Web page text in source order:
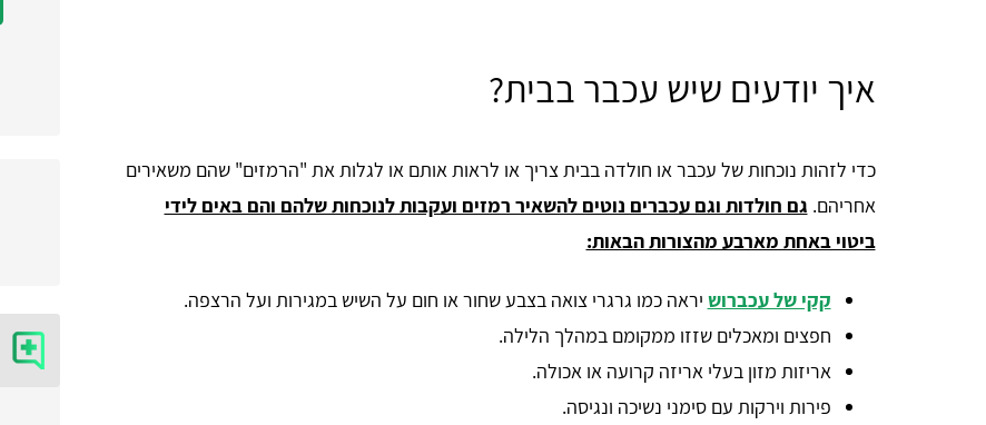
איך יודעים שיש עכבר בבית?
כדי לזהות נוכחות של עכבר או חולדה בבית צריך או לראות אותם או לגלות את "הרמזים" שהם משאירים
אחריהם. גם חולדות וגם עכברים נוטים להשאיר רמזים ועקבות לנוכחות שלהם והם באים לידי
ביטוי באחת מארבע מהצורות הבאות:
קקי של עכברוש יראה כמו גרגרי צואה בצבע שחור או חום על השיש במגירות ועל הרצפה.
חפצים ומאכלים שזזו ממקומם במהלך הלילה.
אריזות מזון בעלי אריזה קרועה או אכולה.
פירות וירקות עם סימני נשיכה ונגיסה.